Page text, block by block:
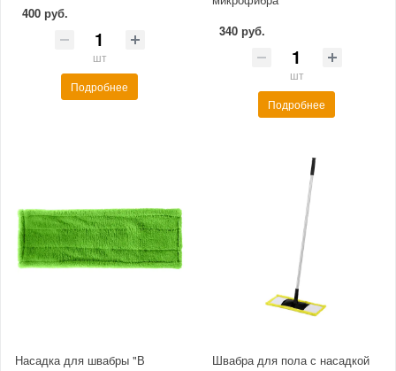
400 руб.
шт
Подробнее
340 руб.
шт
Подробнее
Насадка для швабры "В
Швабра для пола с насадкой